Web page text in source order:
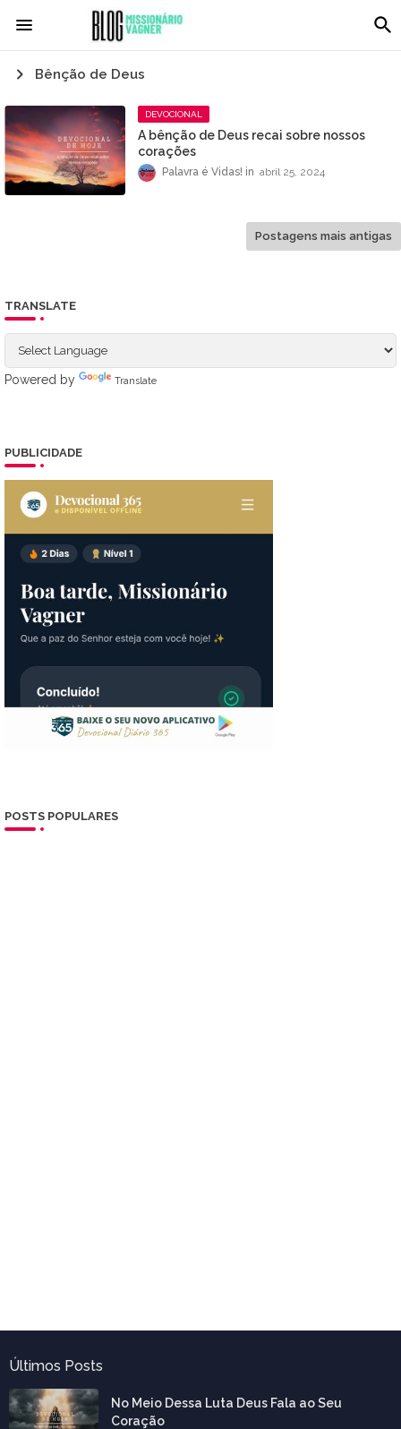
Bênção de Deus
DEVOCIONAL
A bênção de Deus recai sobre nossos
corações
Palavra é Vidas! abril 25, 2024
Postagens mais antigas
TRANSLATE
Powered by Translate
PUBLICIDADE
POSTS POPULARES
Últimos Posts
No Meio Dessa Luta Deus Fala ao Seu
Coração